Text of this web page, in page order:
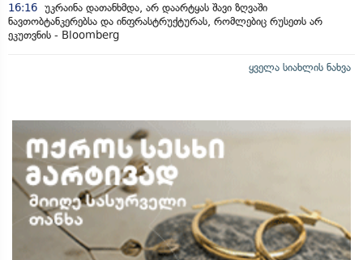
16:16 უკრაინა დათანხმდა, არ დაარტყას შავი ზღვაში
ნავთობტანკერებსა და ინფრასტრუქტურას, რომლებიც რუსეთს არ
ეკუთვნის - Bloomberg
ყველა სიახლის ნახვა